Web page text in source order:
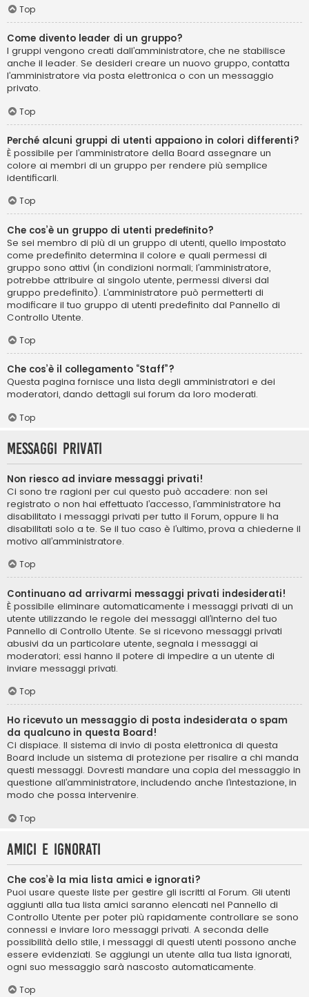
Top
Come divento leader di un gruppo?
I gruppi vengono creati dall’amministratore, che ne stabilisce
anche il leader. Se desideri creare un nuovo gruppo, contatta
l’amministratore via posta elettronica o con un messaggio
privato.
Top
Perché alcuni gruppi di utenti appaiono in colori differenti?
È possibile per l’amministratore della Board assegnare un
colore ai membri di un gruppo per rendere più semplice
identificarli.
Top
Che cos’è un gruppo di utenti predefinito?
Se sei membro di più di un gruppo di utenti, quello impostato
come predefinito determina il colore e quali permessi di
gruppo sono attivi (in condizioni normali; l’amministratore,
potrebbe attribuire al singolo utente, permessi diversi dal
gruppo predefinito). L’amministratore può permetterti di
modificare il tuo gruppo di utenti predefinito dal Pannello di
Controllo Utente.
Top
Che cos’è il collegamento “Staff”?
Questa pagina fornisce una lista degli amministratori e dei
moderatori, dando dettagli sui forum da loro moderati.
Top
Messaggi privati
Non riesco ad inviare messaggi privati!
Ci sono tre ragioni per cui questo può accadere: non sei
registrato o non hai effettuato l’accesso, l’amministratore ha
disabilitato i messaggi privati per tutto il Forum, oppure li ha
disabilitati solo a te. Se il tuo caso è l’ultimo, prova a chiederne il
motivo all’amministratore.
Top
Continuano ad arrivarmi messaggi privati indesiderati!
È possibile eliminare automaticamente i messaggi privati ​​di un
utente utilizzando le regole dei messaggi all’interno del tuo
Pannello di Controllo Utente. Se si ricevono messaggi privati ​​
abusivi da un particolare utente, segnala i messaggi ai
moderatori; essi hanno il potere di impedire a un utente di
inviare messaggi privati​​.
Top
Ho ricevuto un messaggio di posta indesiderata o spam
da qualcuno in questa Board!
Ci dispiace. Il sistema di invio di posta elettronica di questa
Board include un sistema di protezione per risalire a chi manda
questi messaggi. Dovresti mandare una copia del messaggio in
questione all’amministratore, includendo anche l’intestazione, in
modo che possa intervenire.
Top
Amici e ignorati
Che cos’è la mia lista amici e ignorati?
Puoi usare queste liste per gestire gli iscritti al Forum. Gli utenti
aggiunti alla tua lista amici saranno elencati nel Pannello di
Controllo Utente per poter più rapidamente controllare se sono
connessi e inviare loro messaggi privati. A seconda delle
possibilità dello stile, i messaggi di questi utenti possono anche
essere evidenziati. Se aggiungi un utente alla tua lista ignorati,
ogni suo messaggio sarà nascosto automaticamente.
Top